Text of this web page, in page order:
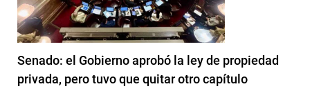
Senado: el Gobierno aprobó la ley de propiedad
privada, pero tuvo que quitar otro capítulo